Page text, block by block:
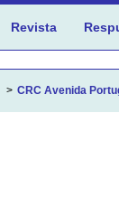
Revista
CRC Avenida